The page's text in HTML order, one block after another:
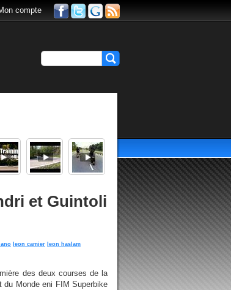
compte
et Guintoli
leon camier leon haslam
des deux courses de la
du Monde eni FIM Superbike